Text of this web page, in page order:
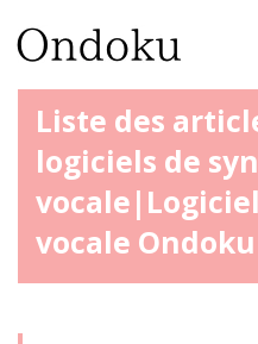
Liste des
logiciels de
vocale Ondoku